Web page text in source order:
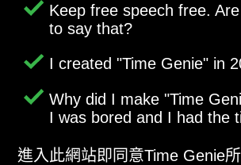
Keep free speech free.
to say that?
I created Time Genie in
Why did I make Time
I was bored and I had the
進入此網站即同意Time Genie